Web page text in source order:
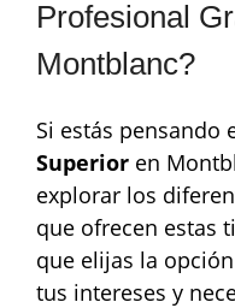
Profesional
Montblanc?
Si estás pensando
Superior en
explorar los
que ofrecen estas
que elijas la
tus intereses y